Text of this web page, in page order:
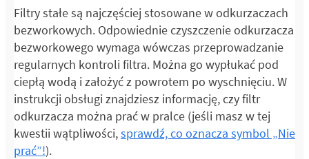
Filtry stałe są najczęściej stosowane w odkurzaczach
bezworkowych. Odpowiednie czyszczenie odkurzacza
bezworkowego wymaga wówczas przeprowadzanie
regularnych kontroli filtra. Można go wypłukać pod
ciepłą wodą i założyć z powrotem po wyschnięciu. W
instrukcji obsługi znajdziesz informację, czy filtr
odkurzacza można prać w pralce (jeśli masz w tej
kwestii wątpliwości,sprawdź, co oznacza symbol „Nie
prać”!).